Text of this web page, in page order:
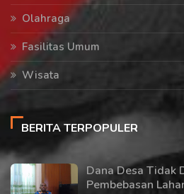
Olahraga
Fasilitas Umum
Wisata
BERITA TERPOPULER
Dana Desa Tidak
Pembebasan